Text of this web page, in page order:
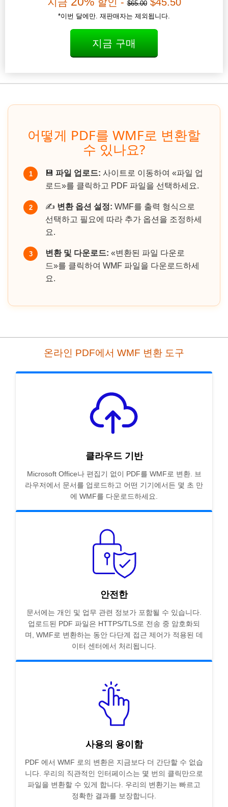
지금 할인 -$65.00$45.50
*이번 달에만. 재판매자는 제외됩니다.
지금 구매
어떻게 PDF를 WMF로 변환할
수 있나요?
1 💾 파일 업로드: 사이트로 이동하여 «파일 업
로드»를 클릭하고 PDF 파일을 선택하세요.
2 ✍️ 변환 옵션 설정: WMF를 출력 형식으로
선택하고 필요에 따라 추가 옵션을 조정하세
요.
3 변환 및 다운로드: «변환된 파일 다운로
드»를 클릭하여 WMF 파일을 다운로드하세
요.
온라인 PDF에서 WMF 변환 도구
클라우드 기반
Microsoft Office나 편집기 없이 PDF를 WMF로 변환. 브
라우저에서 문서를 업로드하고 어떤 기기에서든 몇 초 만
에 WMF를 다운로드하세요.
안전한
문서에는 개인 및 업무 관련 정보가 포함될 수 있습니다.
업로드된 PDF 파일은 HTTPS/TLS로 전송 중 암호화되
며, WMF로 변환하는 동안 다단계 접근 제어가 적용된 데
이터 센터에서 처리됩니다.
사용의 용이함
PDF 에서 WMF 로의 변환은 지금보다 더 간단할 수 없습
니다. 우리의 직관적인 인터페이스는 몇 번의 클릭만으로
파일을 변환할 수 있게 합니다. 우리의 변환기는 빠르고
정확한 결과를 보장합니다.